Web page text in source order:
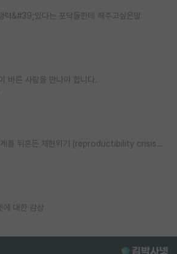
력&#39;있다는 포닥들한테 해주고싶은말
바른 사람을 만나야 합니다.
지난 10년간 국제 심리학계를 뒤흔든 재현위기 (reproductibility crisis) 요약 (1편)
에 대한 감상